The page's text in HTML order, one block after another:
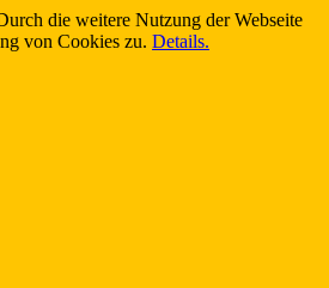
die weitere Nutzung der Webseite
von Cookies zu. Details.